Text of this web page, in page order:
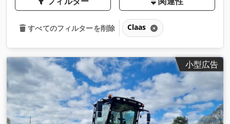
すべてのフィルターを削除 Claas
小型広告